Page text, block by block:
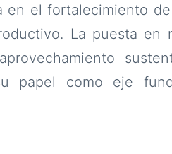
en el fortalecimiento
La puesta en
papel como eje